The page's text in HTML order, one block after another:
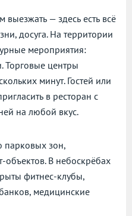
выезжать — здесь есть всё
досуга. На территории
мероприятия:
Торговые центры
минут. Гостей или
в ресторан с
на любой вкус.
зон,
объектов. В небоскрёбах
фитнес-клубы,
медицинские